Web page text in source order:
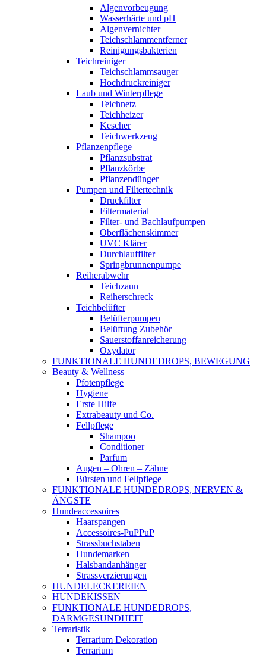
Algenvorbeugung
Wasserhärte und pH
Algenvernichter
Teichschlammentferner
Reinigungsbakterien
Teichreiniger
Teichschlammsauger
Hochdruckreiniger
Laub und Winterpflege
Teichnetz
Teichheizer
Kescher
Teichwerkzeug
Pflanzenpflege
Pflanzsubstrat
Pflanzkörbe
Pflanzendünger
Pumpen und Filtertechnik
Druckfilter
Filtermaterial
Filter- und Bachlaufpumpen
Oberflächenskimmer
UVC Klärer
Durchlauffilter
Springbrunnenpumpe
Reiherabwehr
Teichzaun
Reiherschreck
Teichbelüfter
Belüfterpumpen
Belüftung Zubehör
Sauerstoffanreicherung
Oxydator
FUNKTIONALE HUNDEDROPS, BEWEGUNG
Beauty & Wellness
Pfotenpflege
Hygiene
Erste Hilfe
Extrabeauty und Co.
Fellpflege
Shampoo
Conditioner
Parfum
Augen – Ohren – Zähne
Bürsten und Fellpflege
FUNKTIONALE HUNDEDROPS, NERVEN &
ÄNGSTE
Hundeaccessoires
Haarspangen
Accessoires-PuPPuP
Strassbuchstaben
Hundemarken
Halsbandanhänger
Strassverzierungen
HUNDELECKEREIEN
HUNDEKISSEN
FUNKTIONALE HUNDEDROPS,
DARMGESUNDHEIT
Terraristik
Terrarium Dekoration
Terrarium